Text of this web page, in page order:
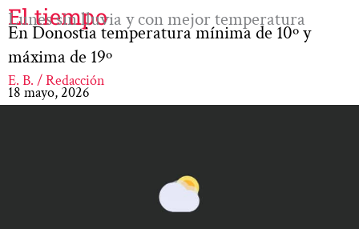
El tiempo
Lunes sin lluvia y con mejor temperatura
En Donostia temperatura mínima de 10º y
máxima de 19º
E. B. / Redacción
18 mayo, 2026